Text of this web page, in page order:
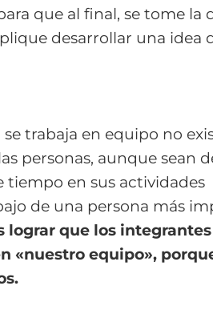
que al final, se tome la
desarrollar una idea
trabaja en equipo no
personas, aunque sean
en sus actividades
de una persona más
lograr que los
«nuestro equipo»,